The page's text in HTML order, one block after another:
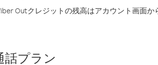
Outクレジットの残高はアカウント画面
話プラン